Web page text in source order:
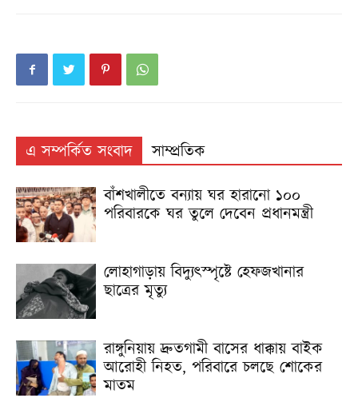
এ সম্পর্কিত সংবাদ
সাম্প্রতিক
বাঁশখালীতে বন্যায় ঘর হারানো ১০০
পরিবারকে ঘর তুলে দেবেন প্রধানমন্ত্রী
লোহাগাড়ায় বিদ্যুৎস্পৃষ্টে হেফজখানার
ছাত্রের মৃত্যু
রাঙ্গুনিয়ায় দ্রুতগামী বাসের ধাক্কায় বাইক
আরোহী নিহত, পরিবারে চলছে শোকের
মাতম